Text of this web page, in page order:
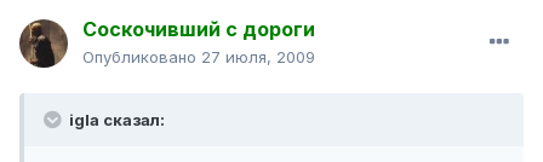
Соскочивший с дороги
Опубликовано 27 июля, 2009
igla сказал: